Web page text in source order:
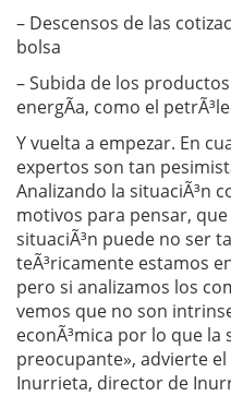
– Descensos de las
bolsa
– Subida de los
energÃ­a, como el
Y vuelta a empezar. En
expertos son tan
Analizando la situaciÃ³n
motivos para pensar,
situaciÃ³n puede no ser
teÃ³ricamente estamos
pero si analizamos los
vemos que no son
econÃ³mica por lo que la
preocupante», advierte
Inurrieta, director de